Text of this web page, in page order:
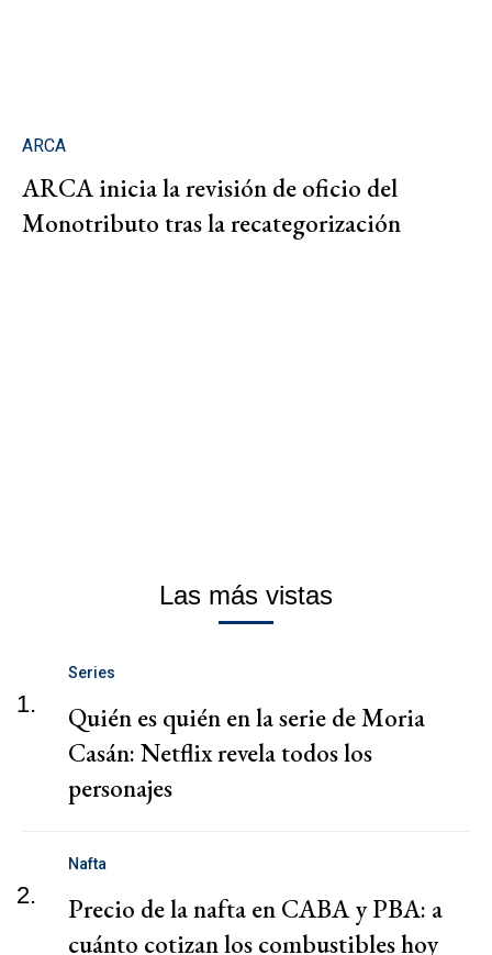
ARCA
ARCA inicia la revisión de oficio del
Monotributo tras la recategorización
Las más vistas
1.
Series
Quién es quién en la serie de Moria
Casán: Netflix revela todos los
personajes
2.
Nafta
Precio de la nafta en CABA y PBA: a
cuánto cotizan los combustibles hoy